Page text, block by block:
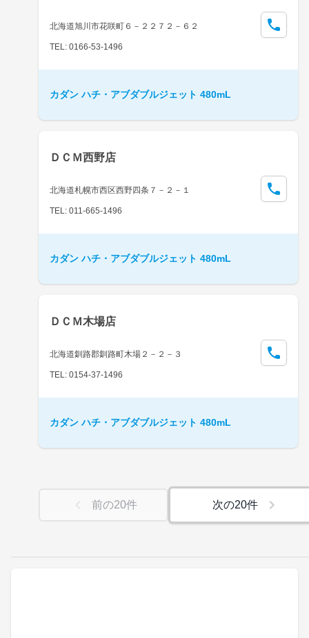
北海道旭川市花咲町６－２２７２－６２
TEL: 0166-53-1496
カダン ハチ・アブダブルジェット 480mL
ＤＣＭ西野店
北海道札幌市西区西野四条７－２－１
TEL: 011-665-1496
カダン ハチ・アブダブルジェット 480mL
ＤＣＭ木場店
北海道釧路郡釧路町木場２－２－３
TEL: 0154-37-1496
カダン ハチ・アブダブルジェット 480mL
前の20件 次の20件